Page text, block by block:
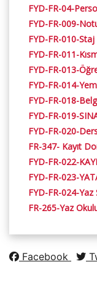
FYD-FR-04-
FYD-FR-009-
FYD-FR-010-
FYD-FR-011-
FYD-FR-013-
FYD-FR-014-
FYD-FR-018-
FYD-FR-019-
FYD-FR-020-
FR-347- Kayıt
FYD-FR-022-
FYD-FR-023-
FYD-FR-024-
FR-265-Yaz
Facebook